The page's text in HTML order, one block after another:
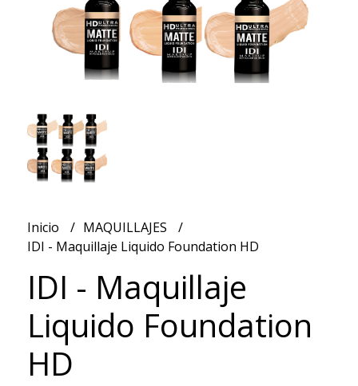
Inicio
MAQUILLAJES
IDI - Maquillaje Liquido Foundation HD
IDI - Maquillaje
Liquido Foundation
HD